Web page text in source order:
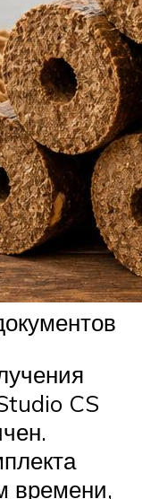
CS
времени,